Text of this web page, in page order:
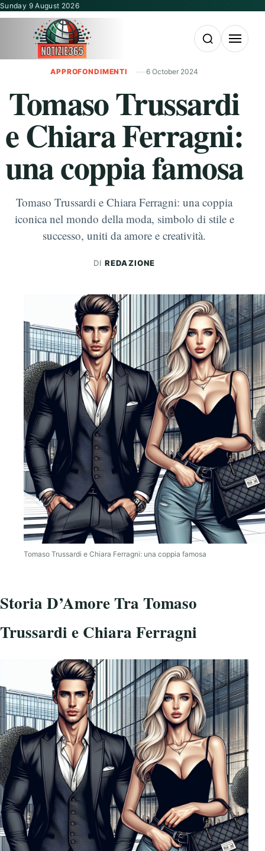
Vai al contenuto
Sunday 9 August 2026
Apri la ricerca
Apri il
APPROFONDIMENTI 6 October 2024
Tomaso Trussardi
e Chiara Ferragni:
una coppia famosa
Tomaso Trussardi e Chiara Ferragni: una coppia
iconica nel mondo della moda, simbolo di stile e
successo, uniti da amore e creatività.
DIREDAZIONE
Tomaso Trussardi e Chiara Ferragni: una coppia famosa
Storia D’Amore Tra Tomaso
Trussardi e Chiara Ferragni